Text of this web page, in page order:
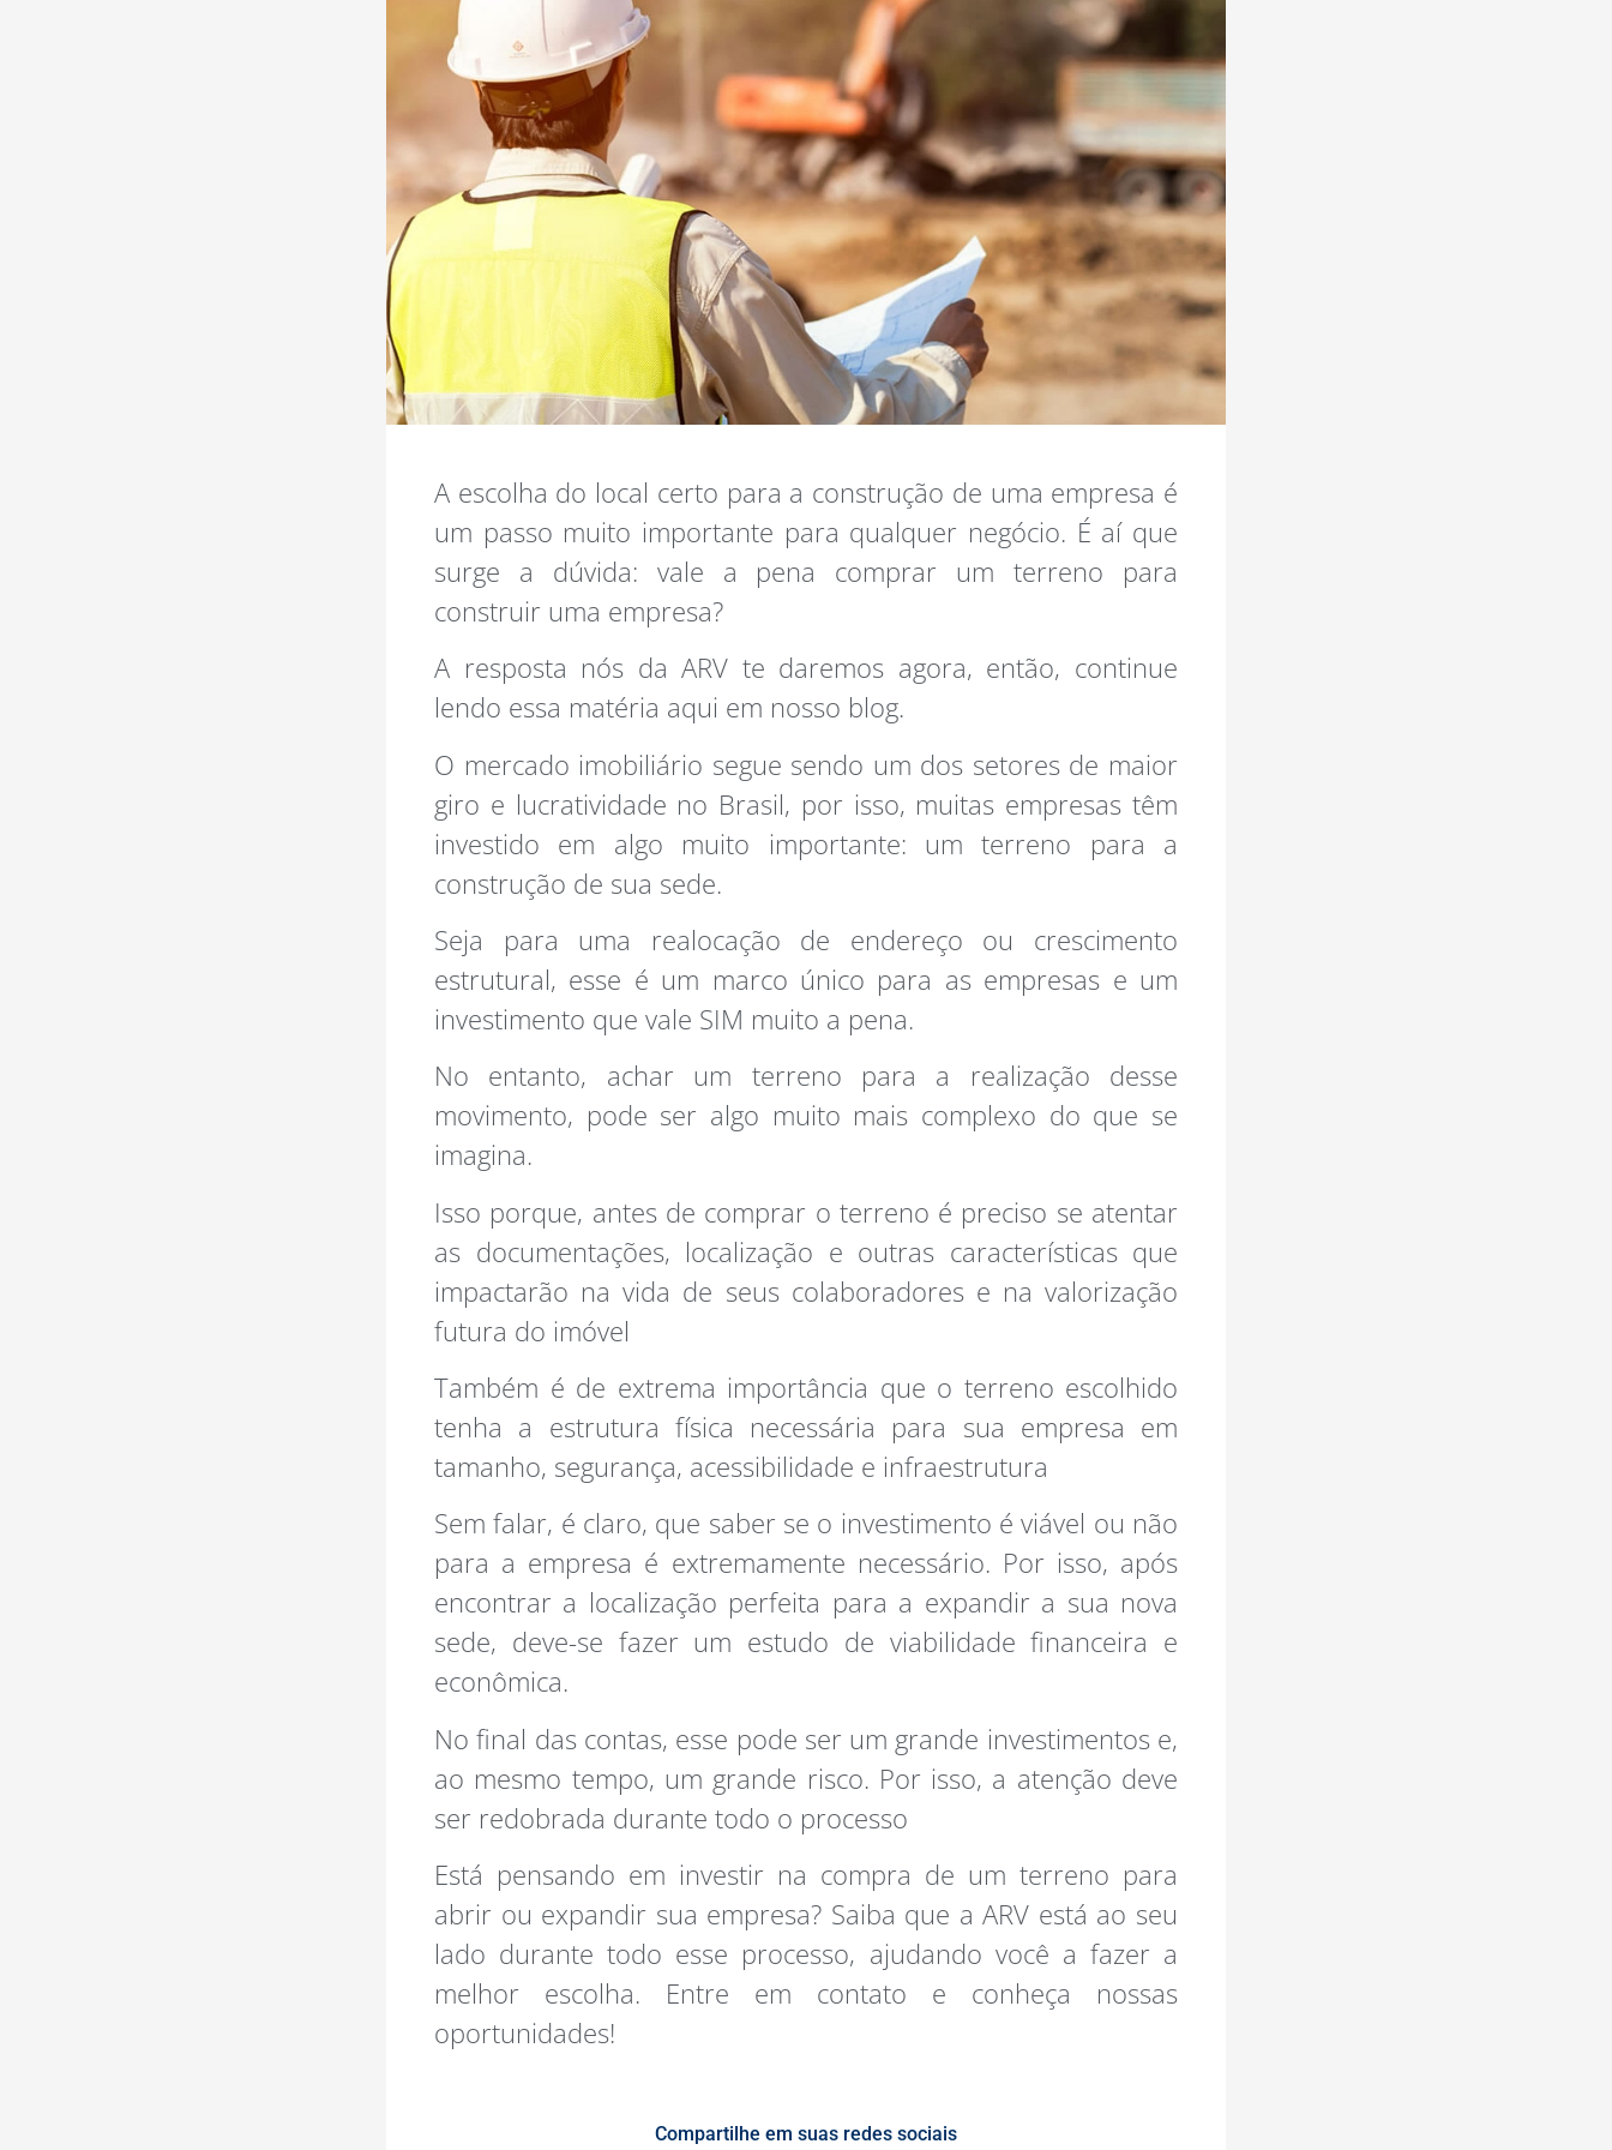
A escolha do local certo para a construção de uma empresa é
um passo muito importante para qualquer negócio. É aí que
surge a dúvida: vale a pena comprar um terreno para
construir uma empresa?
A resposta nós da ARV te daremos agora, então, continue
lendo essa matéria aqui em nosso blog.
O mercado imobiliário segue sendo um dos setores de maior
giro e lucratividade no Brasil, por isso, muitas empresas têm
investido em algo muito importante: um terreno para a
construção de sua sede.
Seja para uma realocação de endereço ou crescimento
estrutural, esse é um marco único para as empresas e um
investimento que vale SIM muito a pena.
No entanto, achar um terreno para a realização desse
movimento, pode ser algo muito mais complexo do que se
imagina.
Isso porque, antes de comprar o terreno é preciso se atentar
as documentações, localização e outras características que
impactarão na vida de seus colaboradores e na valorização
futura do imóvel
Também é de extrema importância que o terreno escolhido
tenha a estrutura física necessária para sua empresa em
tamanho, segurança, acessibilidade e infraestrutura
Sem falar, é claro, que saber se o investimento é viável ou não
para a empresa é extremamente necessário. Por isso, após
encontrar a localização perfeita para a expandir a sua nova
sede, deve-se fazer um estudo de viabilidade financeira e
econômica.
No final das contas, esse pode ser um grande investimentos e,
ao mesmo tempo, um grande risco. Por isso, a atenção deve
ser redobrada durante todo o processo
Está pensando em investir na compra de um terreno para
abrir ou expandir sua empresa? Saiba que a ARV está ao seu
lado durante todo esse processo, ajudando você a fazer a
melhor escolha. Entre em contato e conheça nossas
oportunidades!
Compartilhe em suas redes sociais